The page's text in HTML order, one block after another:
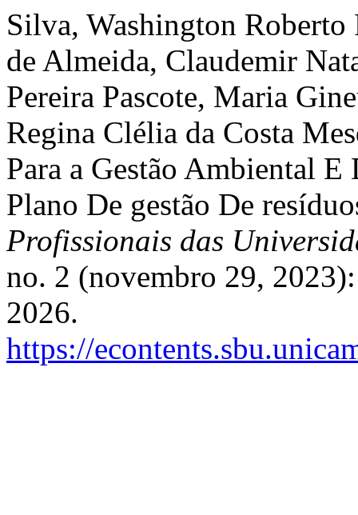
Silva, Washington Roberto
de Almeida, Claudemir
Pereira Pascote, Maria
Regina Clélia da Costa
Para a Gestão Ambiental
Plano De gestão De
Profissionais das
no. 2 (novembro 29,
2026.
https://